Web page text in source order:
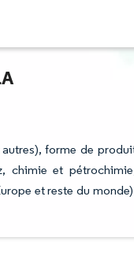
forme de
chimie et
et reste du